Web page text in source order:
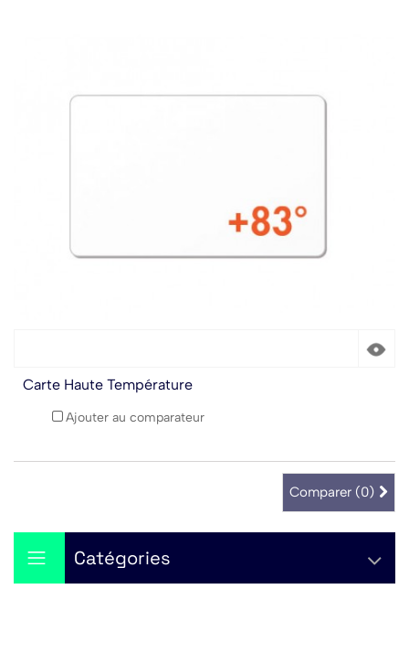
Carte Haute Température
Ajouter au comparateur
Comparer (0)
Catégories